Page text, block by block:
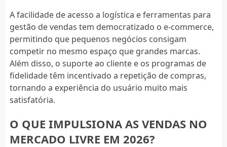
A facilidade de acesso a logística e ferramentas para
gestão de vendas tem democratizado o e-commerce,
permitindo que pequenos negócios consigam
competir no mesmo espaço que grandes marcas.
Além disso, o suporte ao cliente e os programas de
fidelidade têm incentivado a repetição de compras,
tornando a experiência do usuário muito mais
satisfatória.
O QUE IMPULSIONA AS VENDAS NO
MERCADO LIVRE EM 2026?